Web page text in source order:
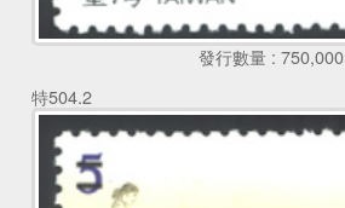
發行數量 : 750,000
特504.2